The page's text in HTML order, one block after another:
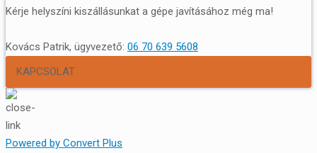
Kérje helyszíni kiszállásunkat a gépe javításához még ma!
Kovács Patrik, ügyvezető: 06 70 639 5608
KAPCSOLAT
Powered by Convert Plus